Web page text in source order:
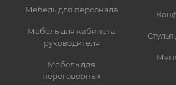
Мебель для персонала
Мебель для кабинета
руководителя
Мебель для
переговорных